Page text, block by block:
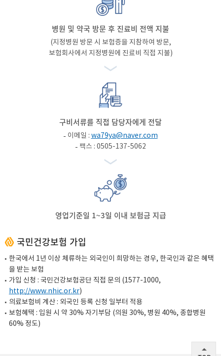
병원 및 약국 방문 후 진료비 전액 지불
(지정병원 방문 시 보험증을 지참하여 방문,
보험회사에서 지정병원에 진료비 직접 지불)
구비서류를 직접 담당자에게 전달
이메일 : wa79ya@naver.com
팩스 : 0505-137-5062
영업기준일 1~3일 이내 보험금 지급
국민건강보험 가입
한국에서 1년 이상 체류하는 외국인이 희망하는 경우, 한국인과 같은 혜택
을 받는 보험
가입 신청 : 국민건강보험공단 직접 문의 (1577-1000,
http://www.nhic.or.kr)
의료보험비 계산 : 외국인 등록 신청 일부터 적용
보험혜택 : 입원 시 약 30% 자기부담 (의원 30%, 병원 40%, 종합병원
60% 정도)